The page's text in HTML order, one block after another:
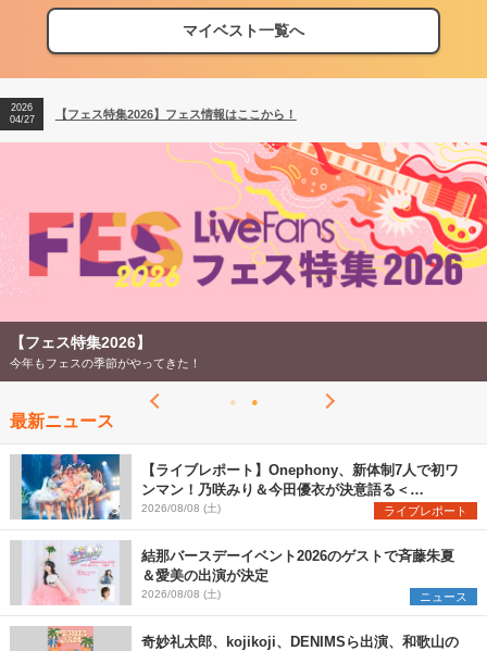
マイベスト一覧へ
【フェス特集2026】フェス情報はここから！
【ライブ動員ランキング】2026年上半期編発表！
2026
04/27
【フェス特集2026】フェス情報はここから！
2026
【ライブ動員ランキング】2026年上半期編発表！
【フェス特集2026】
今年もフェスの季節がやってきた！
最新ニュース
【ライブレポート】Onephony、新体制7人で初ワ
ンマン！乃咲みり＆今田優衣が決意語る＜
Onephony新体制1st Oneman Live はじまりの夏
＞
2026/08/08 (土) ライブレポート
結那バースデーイベント2026のゲストで斉藤朱夏
＆愛美の出演が決定
2026/08/08 (土) ニュース
奇妙礼太郎、kojikoji、DENIMSら出演、和歌山の